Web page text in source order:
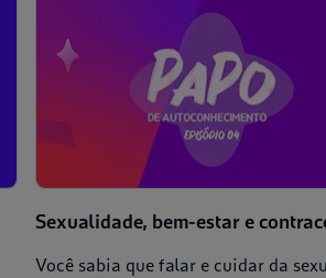
Sexualidade, bem-estar e
Você sabia que falar e cuidar da